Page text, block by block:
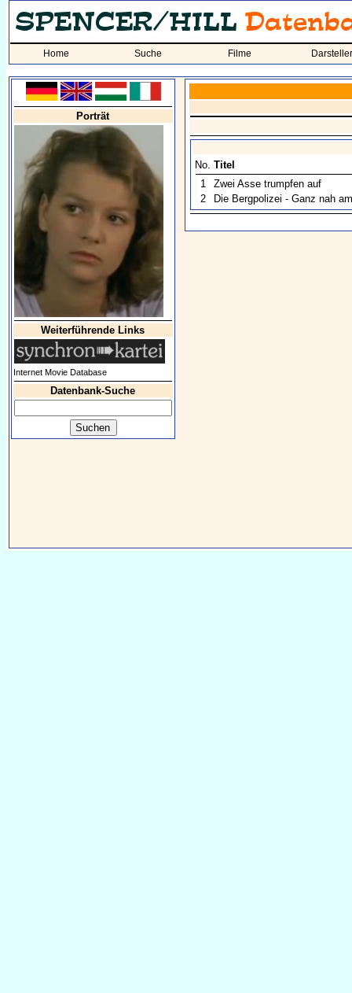
Home Suche Filme Darsteller
Porträt
Weiterführende Links
Internet Movie Database
Datenbank-Suche
No. Titel
1
Zwei Asse trumpfen auf
2
Die Bergpolizei - Ganz nah